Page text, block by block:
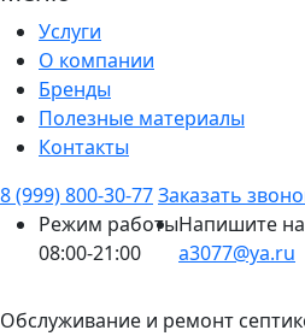
Услуги
О компании
Бренды
Полезные материалы
Контакты
8 (999) 800-30-77Заказать
Режим работы
08:00-21:00
Напишите
a3077@ya.ru
Обслуживание и ремонт